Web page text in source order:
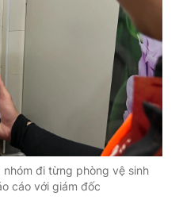
nhóm đi từng phòng vệ sinh
cáo với giám đốc